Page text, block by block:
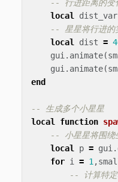
-- 行进距离的变
local
dist_var
-- 星星将行进的
local
dist =
gui . animate(
gui . animate(
end
-- 生成多个小星星
local
function
-- 小星星将围绕
local
p = gui .
for i = 1 ,
-- 计算特定